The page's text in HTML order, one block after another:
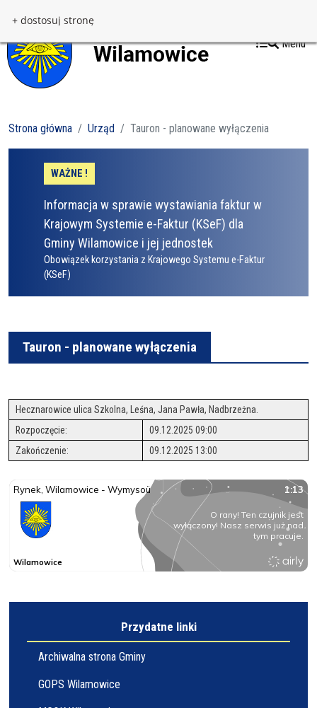
+ dostosuj stronę
Menu
Strona główna Urząd Tauron - planowane wyłączenia
WAŻNE !
Informacja w sprawie wystawiania faktur w
Krajowym Systemie e-Faktur (KSeF) dla
Gminy Wilamowice i jej jednostek
Obowiązek korzystania z Krajowego Systemu e-Faktur
(KSeF)
Tauron - planowane wyłączenia
Hecznarowice ulica Szkolna, Leśna, Jana Pawła, Nadbrzeżna.
Rozpoczęcie:
09.12.2025 09:00
Zakończenie:
09.12.2025 13:00
Przydatne linki
Archiwalna strona Gminy
GOPS Wilamowice